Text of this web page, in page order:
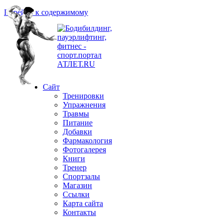
Перейти к содержимому
Сайт
Тренировки
Упражнения
Травмы
Питание
Добавки
Фармакология
Фотогалерея
Книги
Тренер
Спортзалы
Магазин
Ссылки
Карта сайта
Контакты